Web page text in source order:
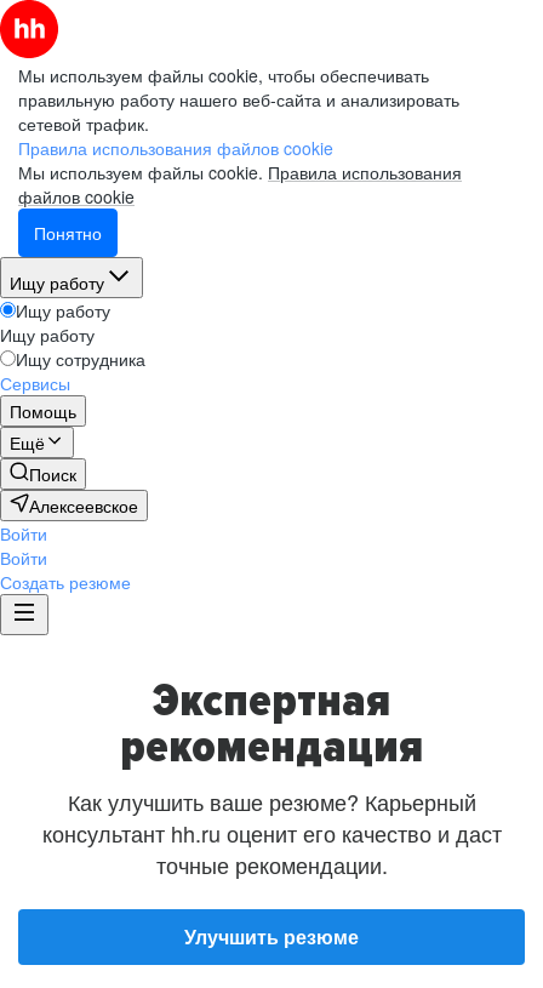
Мы используем файлы cookie, чтобы обеспечивать
правильную работу нашего веб-сайта и анализировать
сетевой трафик.
Правила использования файлов cookie
Мы используем файлы cookie. Правила использования
файлов cookie
Понятно
Ищу работу
Ищу работу
Ищу работу
Ищу сотрудника
Сервисы
Помощь
Ещё
Поиск
Алексеевское
Войти
Войти
Создать резюме
Экспертная
рекомендация
Как улучшить ваше резюме? Карьерный
консультант hh.ru оценит его качество и даст
точные рекомендации.
Улучшить резюме